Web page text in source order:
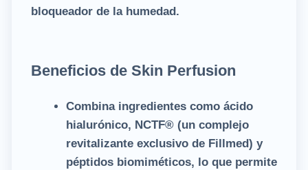
bloqueador de la humedad.
Beneficios de Skin Perfusion
Combina ingredientes como ácido
hialurónico, NCTF® (un complejo
revitalizante exclusivo de Fillmed) y
péptidos biomiméticos, lo que permite